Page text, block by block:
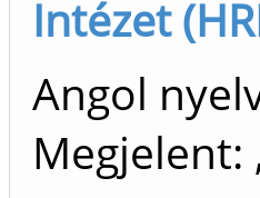
Intézet
Angol
Megjelent: